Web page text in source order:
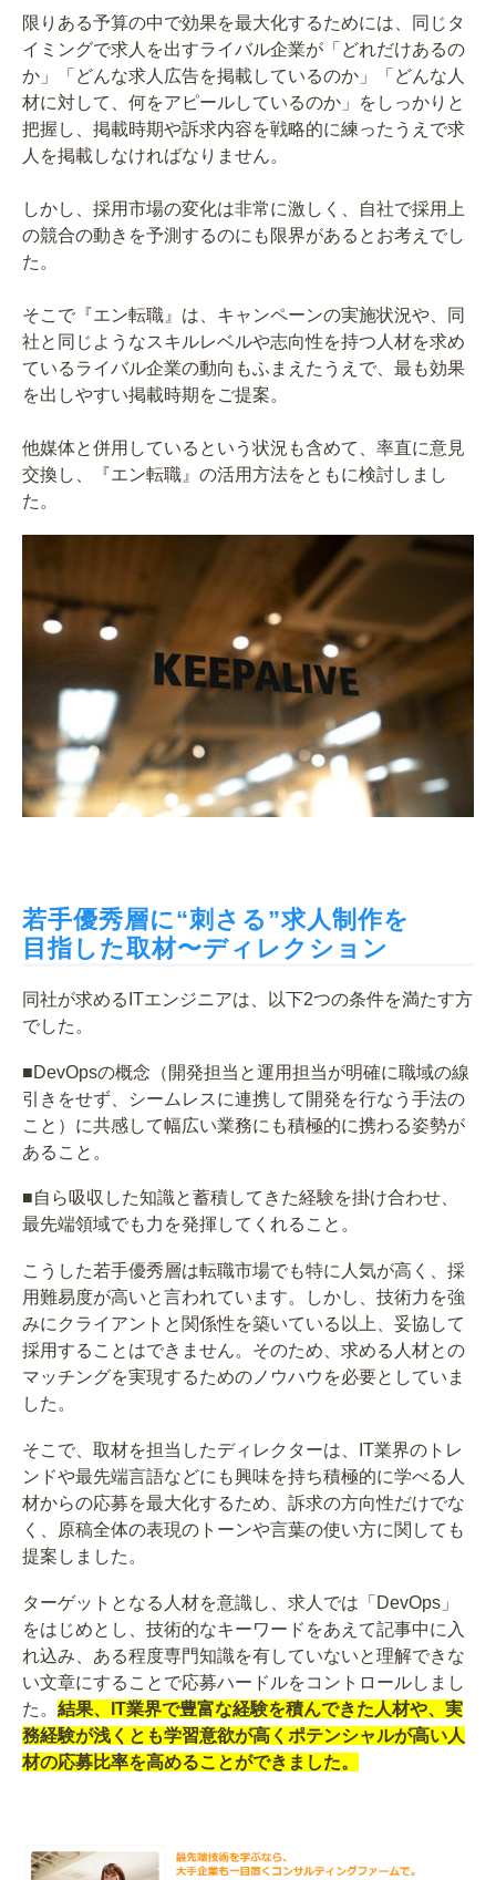
限りある予算の中で効果を最大化するためには、同じタ
イミングで求人を出すライバル企業が「どれだけあるの
か」「どんな求人広告を掲載しているのか」「どんな人
材に対して、何をアピールしているのか」をしっかりと
把握し、掲載時期や訴求内容を戦略的に練ったうえで求
人を掲載しなければなりません。
しかし、採用市場の変化は非常に激しく、自社で採用上
の競合の動きを予測するのにも限界があるとお考えでし
た。
そこで『エン転職』は、キャンペーンの実施状況や、同
社と同じようなスキルレベルや志向性を持つ人材を求め
ているライバル企業の動向もふまえたうえで、最も効果
を出しやすい掲載時期をご提案。
他媒体と併用しているという状況も含めて、率直に意見
交換し、『エン転職』の活用方法をともに検討しまし
た。
若手優秀層に“刺さる”求人制作を
目指した取材〜ディレクション
同社が求めるITエンジニアは、以下2つの条件を満たす方
でした。
■DevOpsの概念（開発担当と運用担当が明確に職域の線
引きをせず、シームレスに連携して開発を行なう手法の
こと）に共感して幅広い業務にも積極的に携わる姿勢が
あること。
■自ら吸収した知識と蓄積してきた経験を掛け合わせ、
最先端領域でも力を発揮してくれること。
こうした若手優秀層は転職市場でも特に人気が高く、採
用難易度が高いと言われています。しかし、技術力を強
みにクライアントと関係性を築いている以上、妥協して
採用することはできません。そのため、求める人材との
マッチングを実現するためのノウハウを必要としていま
した。
そこで、取材を担当したディレクターは、IT業界のトレ
ンドや最先端言語などにも興味を持ち積極的に学べる人
材からの応募を最大化するため、訴求の方向性だけでな
く、原稿全体の表現のトーンや言葉の使い方に関しても
提案しました。
ターゲットとなる人材を意識し、求人では「DevOps」
をはじめとし、技術的なキーワードをあえて記事中に入
れ込み、ある程度専門知識を有していないと理解できな
い文章にすることで応募ハードルをコントロールしまし
た。 結果、IT業界で豊富な経験を積んできた人材や、実
務経験が浅くとも学習意欲が高くポテンシャルが高い人
材の応募比率を高めることができました。